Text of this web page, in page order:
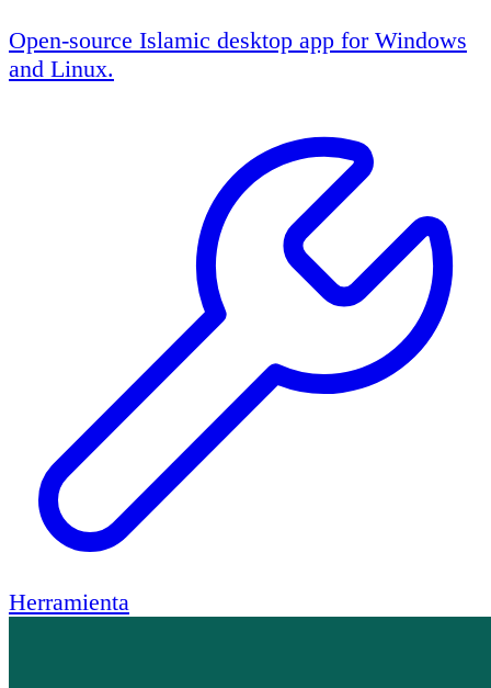
Open-source Islamic desktop app for Windows
and Linux.
Herramienta